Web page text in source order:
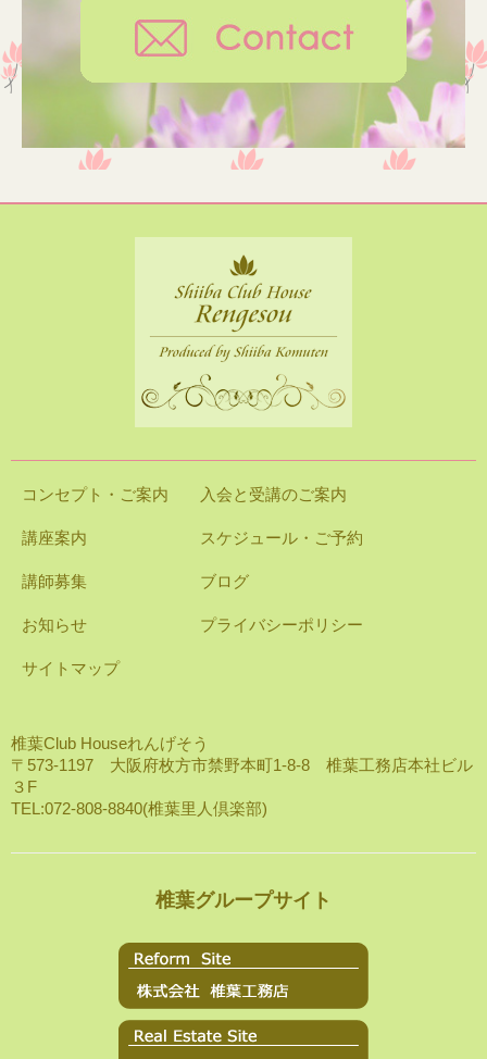
コンセプト・ご案内 入会と受講のご案内
講座案内 スケジュール・ご予約
講師募集 ブログ
お知らせ プライバシーポリシー
サイトマップ
椎葉Club Houseれんげそう
〒573-1197 大阪府枚方市禁野本町1-8-8 椎葉工務店本社ビル
３F
TEL:072-808-8840(椎葉里人倶楽部)
椎葉グループサイト